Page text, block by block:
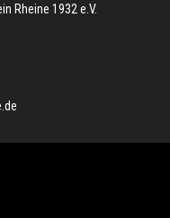
Rheine 1932 e.V.